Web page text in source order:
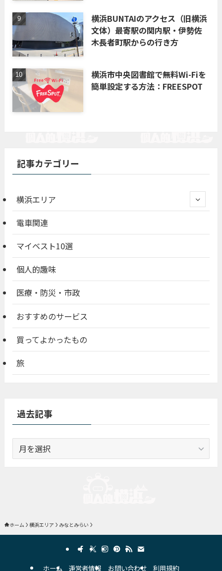
横浜BUNTAIのアクセス（旧横浜
文体）最寄駅の関内駅・伊勢佐
木長者町駅からの行き方
横浜市中央図書館で無料Wi-Fiを
簡単設定する方法：FREESPOT
記事カテゴリー
横浜エリア
電車関連
マイベスト10選
個人的趣味
医療・防災・市政
おすすめのサービス
買ってよかったもの
旅
過去記事
去
ホーム 横浜エリア みなとみらい
ホーム 運営者情報 お問い合わせ 利用規約